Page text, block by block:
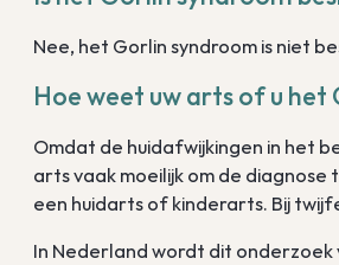
Nee, het Gorlin syndroom is niet
Hoe weet uw arts of u
Omdat de huidafwijkingen in het
arts vaak moeilijk om de
een huidarts of kinderarts. Bij
In Nederland wordt dit